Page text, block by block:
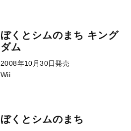
ぼくとシムのまち キング
ダム
2008年10月30日発売
Wii
ぼくとシムのまち